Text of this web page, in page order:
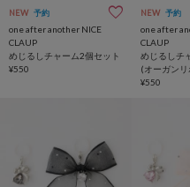
NEW 予約
one after another NICE
CLAUP
めじるしチャーム2個セット
¥550
NEW 予約
one after
CLAUP
めじるしチ
(オーガン
ボン)
¥550